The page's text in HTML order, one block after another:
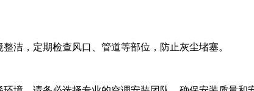
洁，定期检查风口、管道等部位，防止灰尘堵塞。